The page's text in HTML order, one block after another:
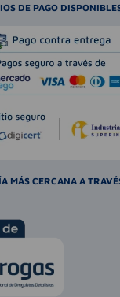
DE PAGO
MÁS CERCANA A